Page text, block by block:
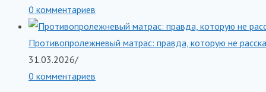
0 комментариев
Противопролежневый матрас: правда, которую не
31.03.2026/
0 комментариев